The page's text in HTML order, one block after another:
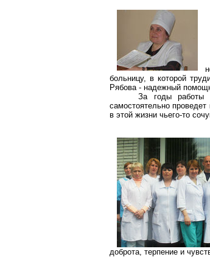
больницу, в которой
Рябова - надежный
За годы работы
самостоятельно
в этой жизни чьего-то
доброта, терпение и